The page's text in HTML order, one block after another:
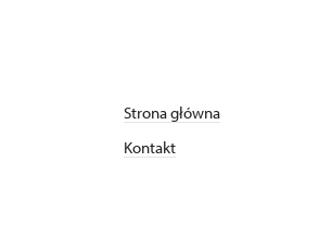
Strona główna
Kontakt